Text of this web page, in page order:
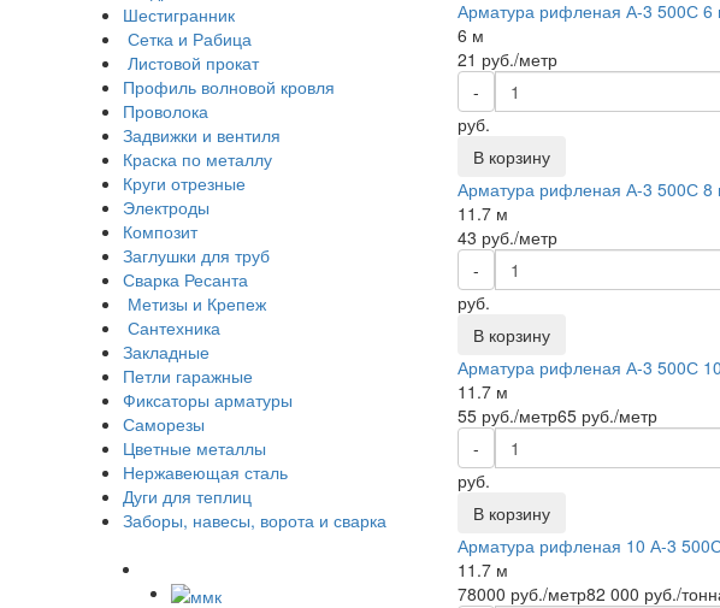
Шестигранник
Сетка и Рабица
Листовой прокат
Профиль волновой кровля
Проволока
Задвижки и вентиля
Краска по металлу
Круги отрезные
Электроды
Композит
Заглушки для труб
Сварка Ресанта
Метизы и Крепеж
Сантехника
Закладные
Петли гаражные
Фиксаторы арматуры
Саморезы
Цветные металлы
Нержавеющая сталь
Дуги для теплиц
Заборы, навесы, ворота и сварка
Арматура рифленая А-3 500С 6
6 м
21 руб./метр
-
руб.
В корзину
Арматура рифленая А-3 500С 8
11.7 м
43 руб./метр
-
руб.
В корзину
Арматура рифленая А-3 500С
11.7 м
55 руб./метр65руб./метр
-
руб.
В корзину
Арматура рифленая 10 А-3
11.7 м
78000 руб./метр82 000 руб./